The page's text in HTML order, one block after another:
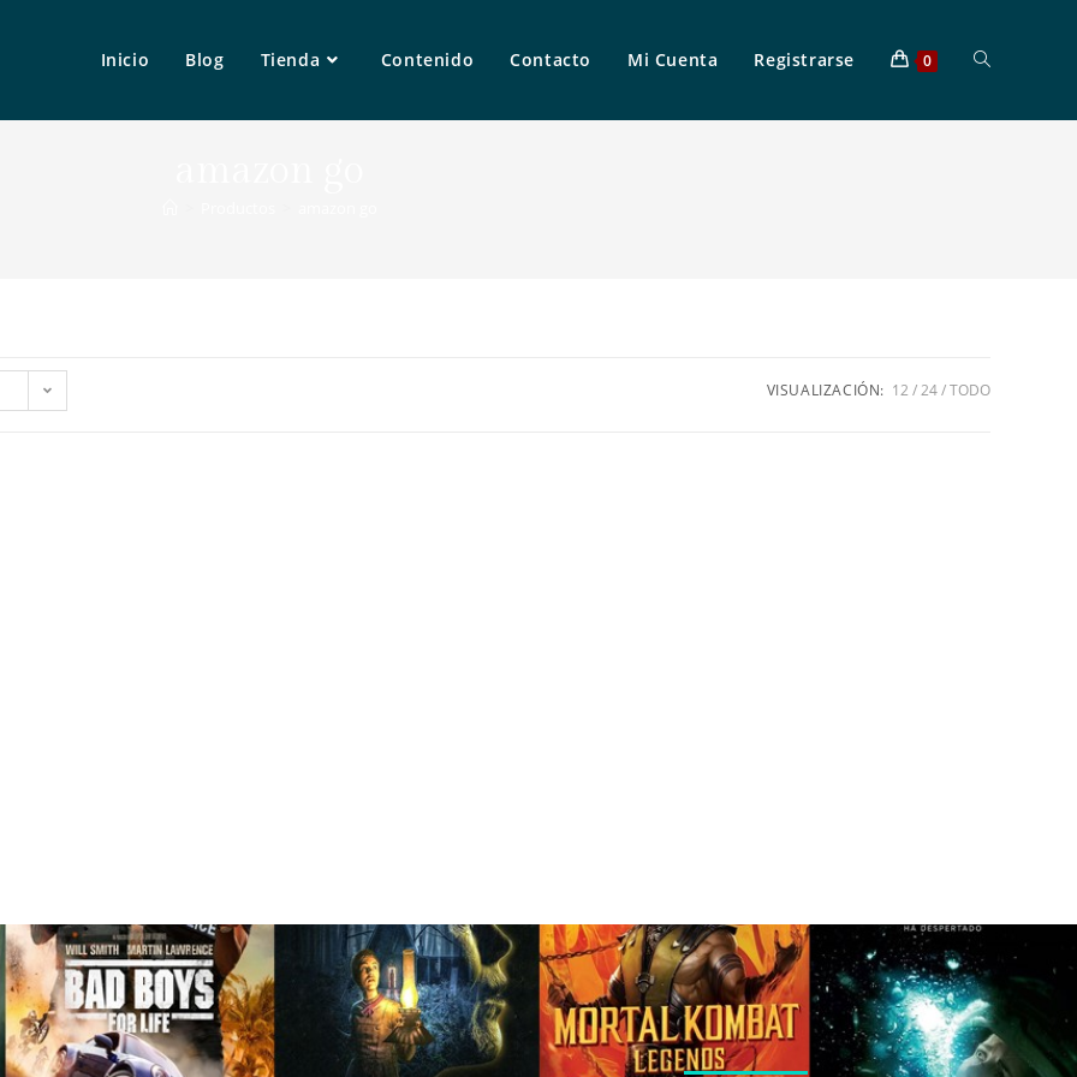
Inicio Blog Tienda Contenido Contacto Mi Cuenta Registrarse 0
VISUALIZACIÓN: 12 24 TODO